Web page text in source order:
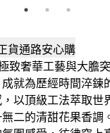
貨通路安心購
致奢華工藝與大膽
就為歷經時間淬鍊
以頂級工法萃取世
二的清甜花果香調